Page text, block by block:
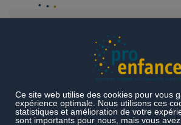
Projets en cours
de prestations locales
Entre jardins
: l’accueil de la petite enfance face au défi
la mixité